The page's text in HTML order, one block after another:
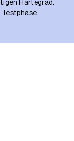
Härtegrad.
Testphase.